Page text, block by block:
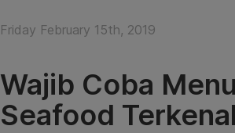
Friday February 15th, 2019
Wajib Coba
Seafood Terkenal